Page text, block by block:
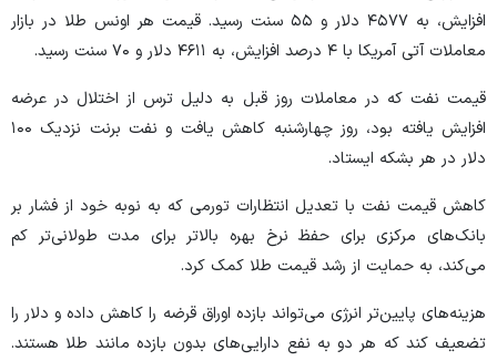
افزایش، به ۴۵۷۷ دلار و ۵۵ سنت رسید. قیمت هر اونس طلا در بازار
معاملات آتی آمریکا با ۴ درصد افزایش، به ۴۶۱۱ دلار و ۷۰ سنت رسید.
قیمت نفت که در معاملات روز قبل به دلیل ترس از اختلال در عرضه
افزایش یافته بود، روز چهارشنبه کاهش یافت و نفت برنت نزدیک ۱۰۰
دلار در هر بشکه ایستاد.
کاهش قیمت نفت با تعدیل انتظارات تورمی که به نوبه خود از فشار بر
بانک‌های مرکزی برای حفظ نرخ بهره بالاتر برای مدت طولانی‌تر کم
می‌کند، به حمایت از رشد قیمت طلا کمک کرد.
هزینه‌های پایین‌تر انرژی می‌تواند بازده اوراق قرضه را کاهش داده و دلار را
تضعیف کند که هر دو به نفع دارایی‌های بدون بازده مانند طلا هستند.